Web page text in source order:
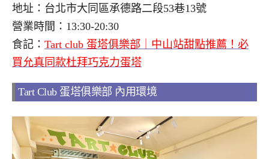
地址：台北市大同區承德路二段53巷13號
營業時間：13:30-20:30
食記： Tart club 蛋塔俱樂部｜中山站甜點推薦！必
買允真同款杜拜巧克力蛋塔
Tart Club 蛋塔俱樂部 內用環境